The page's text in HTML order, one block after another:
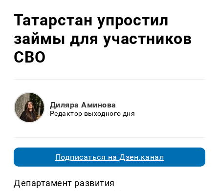
Татарстан упростил
займы для участников
СВО
Диляра Аминова
Редактор выходного дня
Подписаться на Дзен.канал
Департамент развития